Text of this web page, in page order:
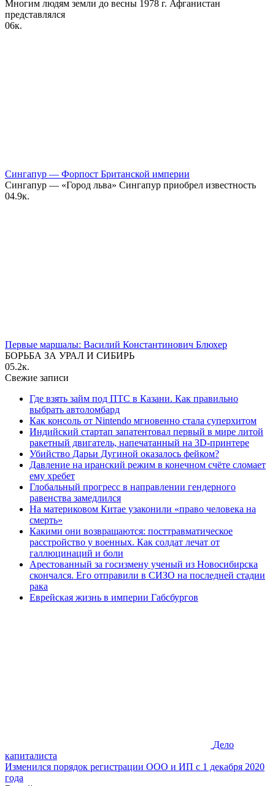
Многим людям земли до весны 1978 г. Афганистан
представлялся
06к.
Сингапур — Форпост Британской империи
Сингапур — «Город льва» Сингапур приобрел известность
04.9к.
Первые маршалы: Василий Константинович Блюхер
БОРЬБА ЗА УРАЛ И СИБИРЬ
05.2к.
Свежие записи
Где взять займ под ПТС в Казани. Как правильно
выбрать автоломбард
Как консоль от Nintendo мгновенно стала суперхитом
Индийский стартап запатентовал первый в мире литой
ракетный двигатель, напечатанный на 3D-принтере
Убийство Дарьи Дугиной оказалось фейком?
Давление на иранский режим в конечном счёте сломает
ему хребет
Глобальный прогресс в направлении гендерного
равенства замедлился
На материковом Китае узаконили «право человека на
смерть»
Какими они возвращаются: посттравматическое
расстройство у военных. Как солдат лечат от
галлюцинаций и боли
Арестованный за госизмену ученый из Новосибирска
скончался. Его отправили в СИЗО на последней стадии
рака
Еврейская жизнь в империи Габсбургов
Дело
капиталиста
Изменился порядок регистрации ООО и ИП с 1 декабря 2020
года